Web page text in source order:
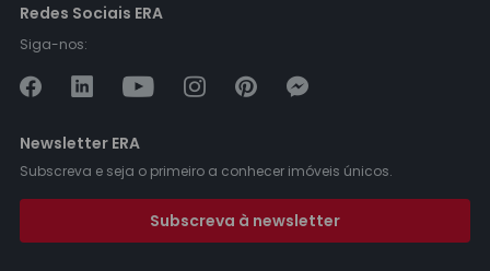
Redes Sociais ERA
Siga-nos:
Newsletter ERA
Subscreva e seja o primeiro a conhecer imóveis únicos.
Subscreva à newsletter